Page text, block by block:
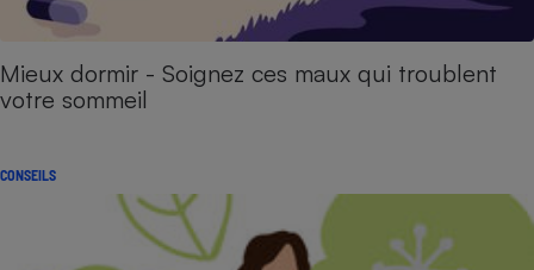
Mieux dormir - Soignez ces maux qui troublent
votre sommeil
CONSEILS